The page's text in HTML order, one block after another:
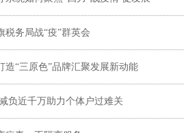
务局战“疫”群英会
造“三原色”品牌汇聚发展新动能
负近千万助力个体户过难关